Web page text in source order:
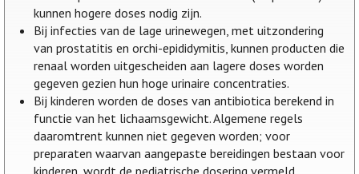
kunnen hogere doses nodig zijn.
Bij infecties van de lage urinewegen, met uitzondering
van prostatitis en orchi-epididymitis, kunnen producten die
renaal worden uitgescheiden aan lagere doses worden
gegeven gezien hun hoge urinaire concentraties.
Bij kinderen worden de doses van antibiotica berekend in
functie van het lichaamsgewicht. Algemene regels
daaromtrent kunnen niet gegeven worden; voor
preparaten waarvan aangepaste bereidingen bestaan voor